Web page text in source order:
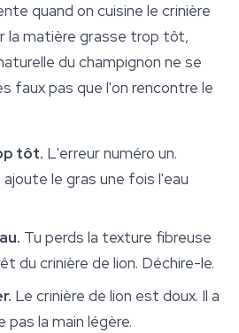
quand on cuisine le crinière
la matière grasse trop tôt,
du champignon ne se
faux pas que l'on rencontre le
tôt. L'erreur numéro un.
le gras une fois l'eau
Tu perds la texture fibreuse
du crinière de lion. Déchire-le.
Le crinière de lion est doux. Il a
pas la main légère.